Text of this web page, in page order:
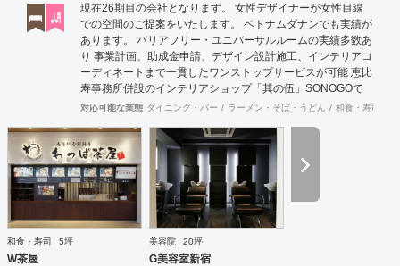
現在26期目の会社となります。 女性デザイナーが女性目線
での空間のご提案をいたします。 ベトナムダナンでも実績が
あります。 バリアフリー・ユニバーサルルームの実績多数あ
り 事業計画、助成金申請、デザイン設計施工、インテリアコ
ーディネートまで一貫したワンストップサービスが可能 恵比
寿事務所併設のインテリアショップ「其の伍」SONOGOで
はオリジナル家具をはじめアンティーク骨董家具の販売もし
対応可能な業態 ダイニング・バー ラーメン・そば・うどん 和食・寿司
和食・寿司 5坪
W茶屋
美容院 20坪
G美容室新宿